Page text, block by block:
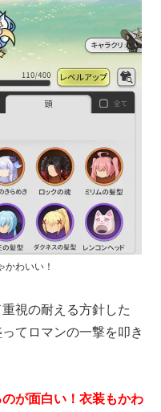
わいい！
視の耐える方針した
てロマンの一撃を叩き
が面白い！衣装もかわ